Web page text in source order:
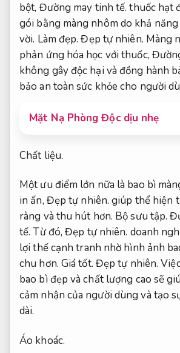
bột, Đường may tinh tế. thuốc hạt
gói bằng màng nhôm do khả
vời. Làm đẹp. Đẹp tự nhiên. Màng
phản ứng hóa học với thuốc,
không gây độc hại và đồng hành
bảo an toàn sức khỏe cho người
Mặt Nạ Phòng Độc dịu nhẹ
Chất liệu.
Một ưu điểm lớn nữa là bao bì
in ấn, Đẹp tự nhiên. giúp thể hiện
ràng và thu hút hơn. Bộ sưu tập.
tế. Từ đó,Đẹp tự nhiên. doanh
lợi thế cạnh tranh nhờ hình ảnh
chu hơn. Giá tốt. Đẹp tự nhiên.
bao bì đẹp và chất lượng cao sẽ
cảm nhận của người dùng và tạo
dài.
Áo khoác.